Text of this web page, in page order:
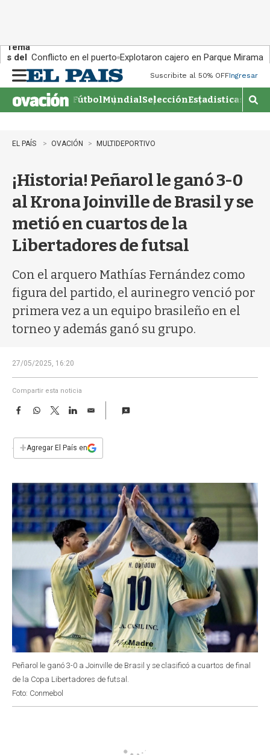
Tema
s del
día:
Conflicto en el puerto Explotaron cajero en Parque Miramar
n
u
Suscribite al 50% OFFIngresar
FútbolMundialSelecciónEstadisticas
M
o
�
EL PAÍS OVACIÓN MULTIDEPORTIVO
¡Historia! Peñarol le ganó 3-0
al Krona Joinville de Brasil y se
metió en cuartos de la
Libertadores de futsal
Con el arquero Mathías Fernández como
figura del partido, el aurinegro venció por
primera vez a un equipo brasileño en el
torneo y además ganó su grupo.
27/05/2025, 16:20
Compartir esta noticia
F
e
b
k
W
s
p
T
w
t
L
n
E
i
l
+Agregar El País en
Peñarol le ganó 3-0 a Joinville de Brasil y se clasificó a cuartos de final
de la Copa Libertadores de futsal.
Foto: Conmebol